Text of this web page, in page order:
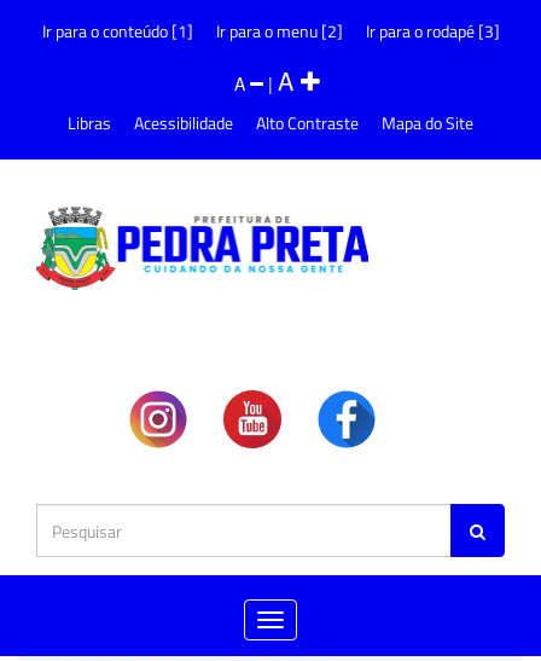
Ir para o conteúdo [1] Ir para o menu [2] Ir para o rodapé [3]
A |A
Libras Acessibilidade Alto Contraste Mapa do Site
Toggle
navigation